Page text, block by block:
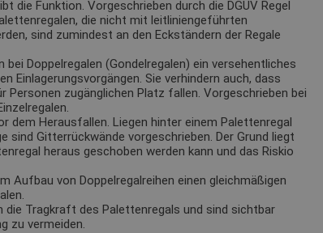
die Funktion. Vorgeschrieben durch die DGUV Regel
die nicht mit leitliniengeführten
sind zumindest an den Eckständern der Regale
bei Doppelregalen (Gondelregalen) ein versehentliches
Einlagerungsvorgängen. Sie verhindern auch, dass
Personen zugänglichen Platz fallen. Vorgeschrieben bei
dem Herausfallen. Liegen hinter einem Palettenregal
sind Gitterrückwände vorgeschrieben. Der Grund liegt
heraus geschoben werden kann und das Riskio
Aufbau von Doppelregalreihen einen gleichmäßigen
die Tragkraft des Palettenregals und sind sichtbar
zu vermeiden.